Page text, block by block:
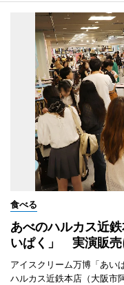
食べる
あべのハルカス近
いぱく」 実演販売
アイスクリーム万博「あい
ハルカス近鉄本店（大阪市